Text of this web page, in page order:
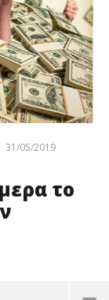
31/05/2019
το